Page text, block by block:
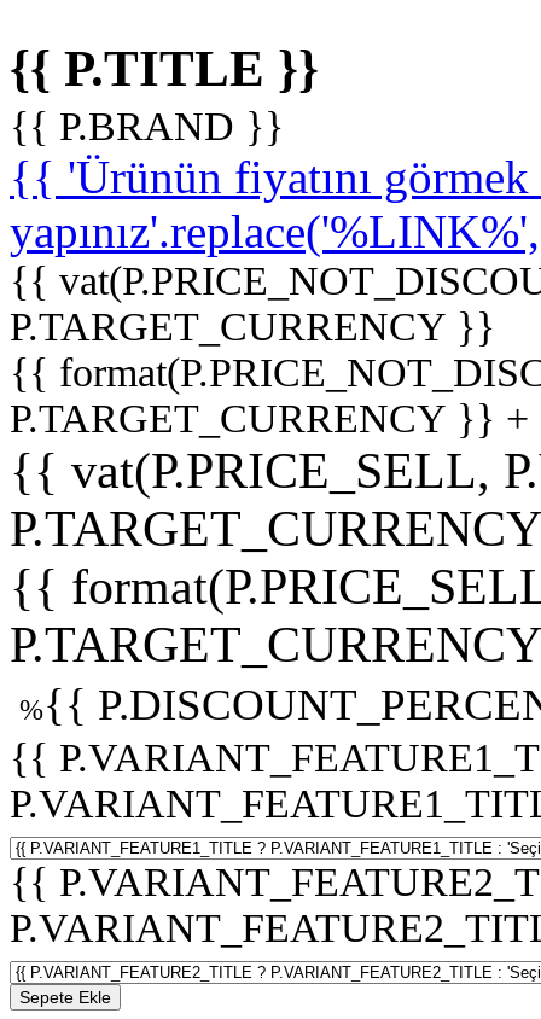
{{ P.TITLE }}
{{ P.BRAND }}
{{ 'Ürünün fiyatını
{{
P.TARGET_CURRENCY }}
{{
P.TARGET_CURRENCY }}
{{ vat(P.PRICE_SELL,
{{
%{{
{{
{{
Sepete Ekle